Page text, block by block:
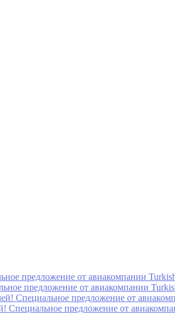
предложение от авиакомпании
предложение от авиакомпании
Специальное предложение от
Специальное предложение от